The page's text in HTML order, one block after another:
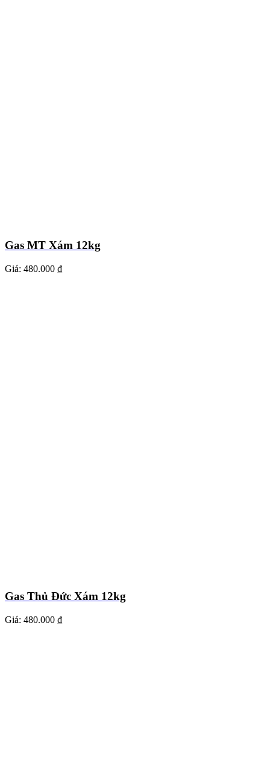
Gas MT Xám 12kg
Giá: 480.000 ₫
Gas Thủ Đức Xám 12kg
Giá: 480.000 ₫